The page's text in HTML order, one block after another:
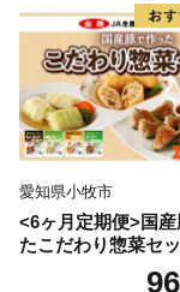
愛知県小牧市
<6ヶ月定期便>国
たこだわり惣菜セ